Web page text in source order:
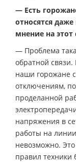
— Есть
относятся
мнение на этот
— Проблема
обратной связи.
наши горожане
отключениям,
проделанной
напряжения в
работы на
невозможно.
правил техники